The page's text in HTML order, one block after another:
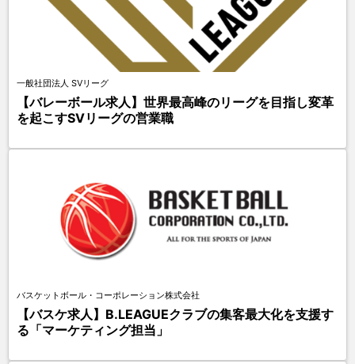
一般社団法人 SVリーグ
【バレーボール求人】世界最高峰のリーグを目指し変革
を起こすSVリーグの営業職
バスケットボール・コーポレーション株式会社
【バスケ求人】B.LEAGUEクラブの集客最大化を支援す
る「マーケティング担当」